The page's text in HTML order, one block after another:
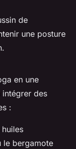
de
une posture
en une
intégrer des
:
le bergamote